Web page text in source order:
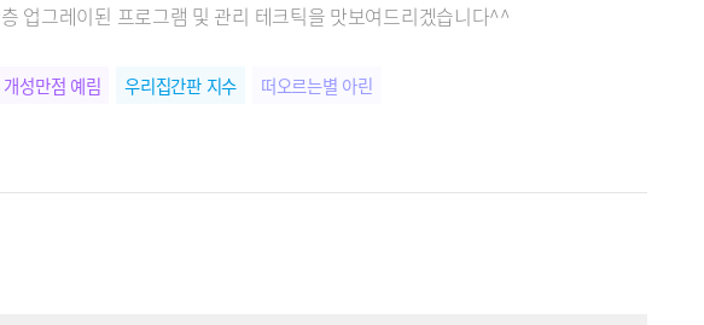
업그레이된 프로그램 및 관리 테크틱을 맛보여드리겠습니다^^
개성만점 예림 우리집간판 지수 떠오르는별 아린